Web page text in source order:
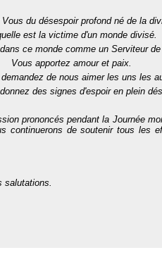
du désespoir profond né de la
est la victime d'un monde divisé.
ce monde comme un Serviteur
Vous apportez amour et paix.
de nous aimer les uns les
des signes d'espoir en plein
prononcés pendant la Journée
continuerons de soutenir tous les
salutations.